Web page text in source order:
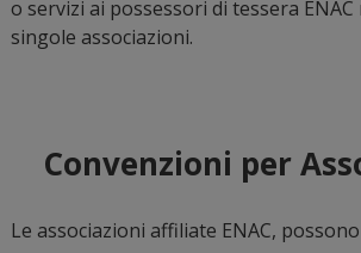
o servizi ai possessori di tessera
singole associazioni.
Convenzioni per
Le associazioni affiliate ENAC,